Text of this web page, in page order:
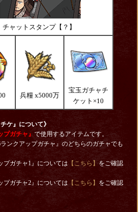
チャットスタンプ【？】
兵糧 x5000万
宝玉ガチャチ
ケット×10
ケ』について》
プガチャ』 で使用するアイテムです。
ンクアップガチャ』のどちらのガチャでも
プガチャ1』については【こちら】 をご確認
プガチャ2』については 【こちら】 をご確認